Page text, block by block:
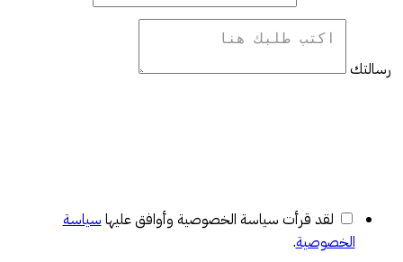
رسالتك
لقد قرأت سياسة الخصوصية وأوافق عليها سياسة
الخصوصية.